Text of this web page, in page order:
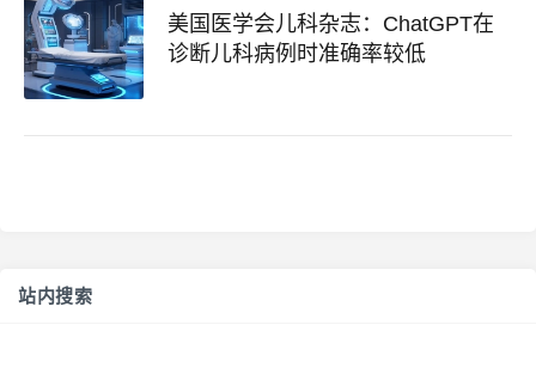
美国医学会儿科杂志：ChatGPT在
诊断儿科病例时准确率较低
站内搜索